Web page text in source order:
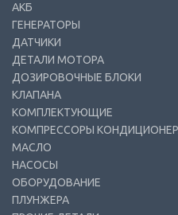
АКБ
ГЕНЕРАТОРЫ
ДАТЧИКИ
ДЕТАЛИ МОТОРА
ДОЗИРОВОЧНЫЕ БЛОКИ
КЛАПАНА
КОМПЛЕКТУЮЩИЕ
КОМПРЕССОРЫ
МАСЛО
НАСОСЫ
ОБОРУДОВАНИЕ
ПЛУНЖЕРА